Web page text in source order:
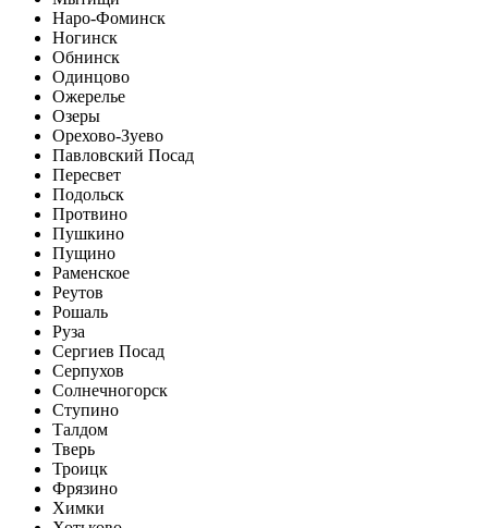
Наро-Фоминск
Ногинск
Обнинск
Одинцово
Ожерелье
Озеры
Орехово-Зуево
Павловский Посад
Пересвет
Подольск
Протвино
Пушкино
Пущино
Раменское
Реутов
Рошаль
Руза
Сергиев Посад
Серпухов
Солнечногорск
Ступино
Талдом
Тверь
Троицк
Фрязино
Химки